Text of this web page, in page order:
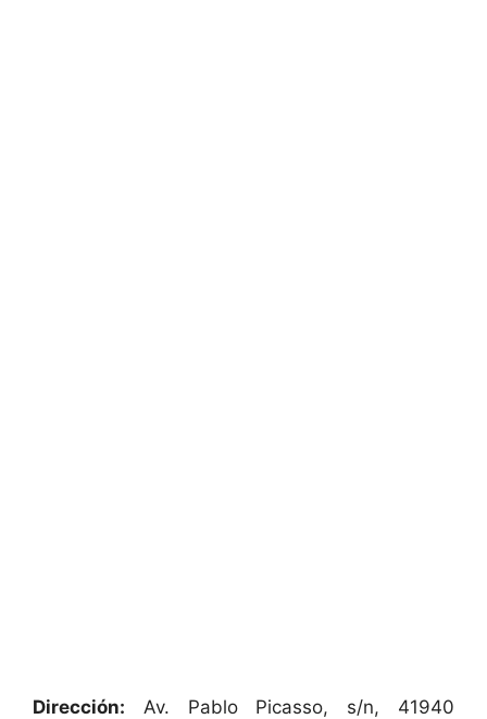
Dirección: Av. Pablo Picasso, s/n, 41940